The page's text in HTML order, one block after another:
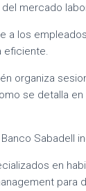
mercado
a los
eficiente.
organiza
se detalla
Sabadell
en
para